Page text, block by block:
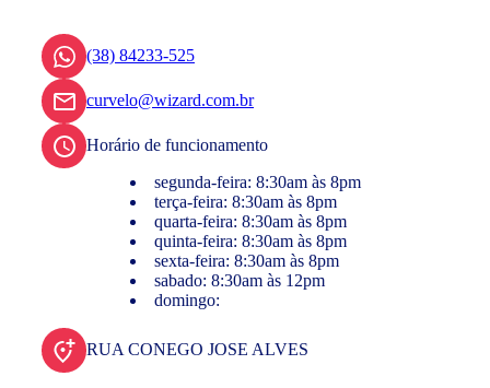
(38) 84233-525
curvelo@wizard.com.br
Horário de funcionamento
segunda-feira: 8:30am às 8pm
terça-feira: 8:30am às 8pm
quarta-feira: 8:30am às 8pm
quinta-feira: 8:30am às 8pm
sexta-feira: 8:30am às 8pm
sabado: 8:30am às 12pm
domingo:
RUA CONEGO JOSE ALVES